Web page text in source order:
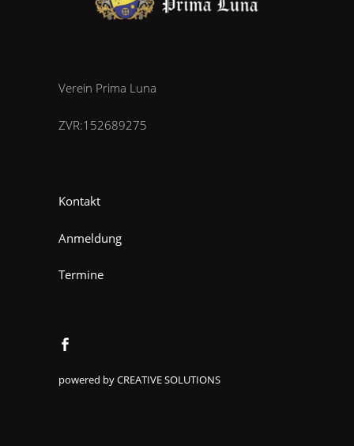
Verein Prima Luna
ZVR:152689275
Kontakt
Anmeldung
Termine
powered by CREATIVE SOLUTIONS